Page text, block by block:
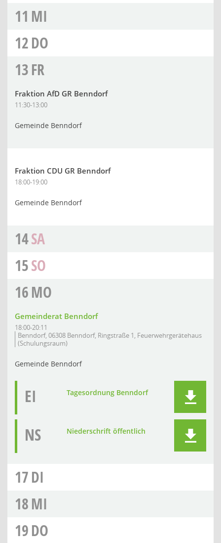
11 MI
12DO
13FR
Fraktion AfD GR Benndorf
11:30-13:00
Gemeinde Benndorf
Fraktion CDU GR Benndorf
18:00-19:00
Gemeinde Benndorf
14SA
15SO
16MO
Gemeinderat Benndorf
18:00-20:11
Benndorf, 06308 Benndorf, Ringstraße 1, Feuerwehrgerätehaus
(Schulungsraum)
Gemeinde Benndorf
EI Tagesordnung Benndorf
NS Niederschrift öffentlich
17DI
18MI
19DO